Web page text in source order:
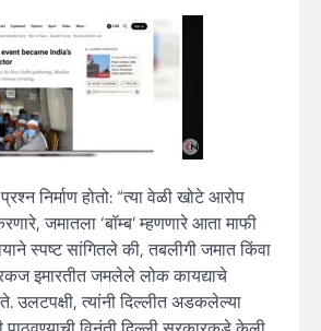
निर्माण होतो: “त्या वेळी खोटे आरोप
जमातला ‘बॉम्ब’ म्हणणारे आता माफी
स्पष्ट सांगितले की, तबलीगी जमात किंवा
इमारतीत जमलेले लोक कायद्याचे
उलटपक्षी, त्यांनी दिल्लीत अडकलेल्या